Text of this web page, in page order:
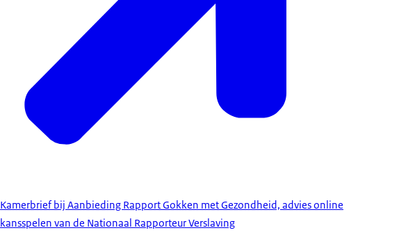
Kamerbrief bij Aanbieding Rapport Gokken met Gezondheid, advies online
kansspelen van de Nationaal Rapporteur Verslaving